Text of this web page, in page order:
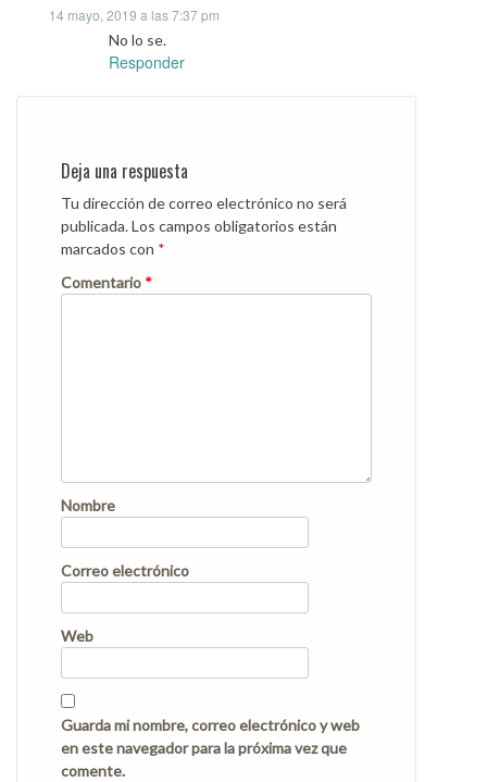
14 mayo, 2019 a las 7:37 pm
No lo se.
Responder
Deja una respuesta
Tu dirección de correo electrónico no será
publicada.Los campos obligatorios están
marcados con *
Comentario *
Nombre
Correo electrónico
Web
Guarda mi nombre, correo electrónico y web
en este navegador para la próxima vez que
comente.